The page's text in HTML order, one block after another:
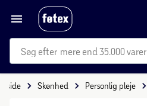
mere end 35.000 varer
Skønhed Personlig pleje